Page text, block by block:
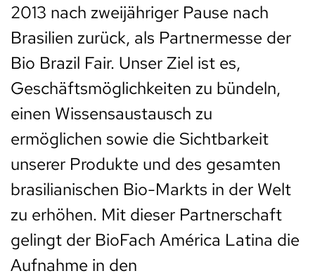
2013 nach zweijähriger Pause nach
Brasilien zurück, als Partnermesse der
Bio Brazil Fair. Unser Ziel ist es,
Geschäftsmöglichkeiten zu bündeln,
einen Wissensaustausch zu
ermöglichen sowie die Sichtbarkeit
unserer Produkte und des gesamten
brasilianischen Bio-Markts in der Welt
zu erhöhen. Mit dieser Partnerschaft
gelingt der BioFach América Latina die
Aufnahme in den